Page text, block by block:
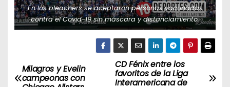
En los bleachers se aceptaron personas vacunadas
contra el Covid-19 sin máscara y distanciamiento.
N
CD Fénix entre los
favoritos de la Liga
Interamericana de
Milagros y Evelin
campeonas con